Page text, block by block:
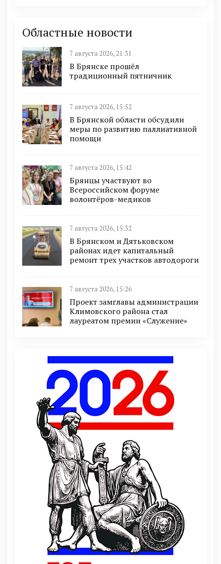
Областные новости
7 августа 2026, 21:31
В Брянске прошёл
традиционный пятничник
7 августа 2026, 15:52
В Брянской области обсудили
меры по развитию паллиативной
помощи
7 августа 2026, 15:42
Брянцы участвуют во
Всероссийском форуме
волонтёров-медиков
7 августа 2026, 15:32
В Брянском и Дятьковском
районах идет капитальный
ремонт трех участков автодороги
7 августа 2026, 15:26
Проект замглавы администрации
Климовского района стал
лауреатом премии «Служение»